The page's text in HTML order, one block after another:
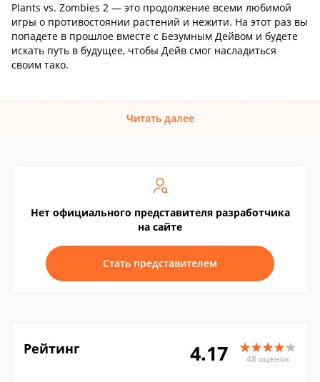
Plants vs. Zombies 2 — это продолжение всеми любимой
игры о противостоянии растений и нежити. На этот раз вы
попадете в прошлое вместе с Безумным Дейвом и будете
искать путь в будущее, чтобы Дейв смог насладиться
своим тако.
Читать далее
Нет официального представителя разработчика
на сайте
Стать представителем
Рейтинг 4.17 48 оценок